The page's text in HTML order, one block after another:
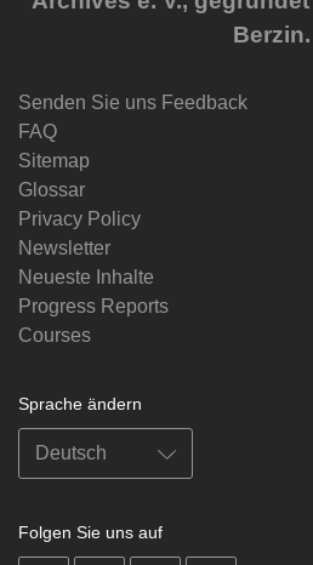
Berzin.
Senden Sie uns Feedback
FAQ
Sitemap
Glossar
Privacy Policy
Newsletter
Neueste Inhalte
Progress Reports
Courses
Sprache ändern
Folgen Sie uns auf